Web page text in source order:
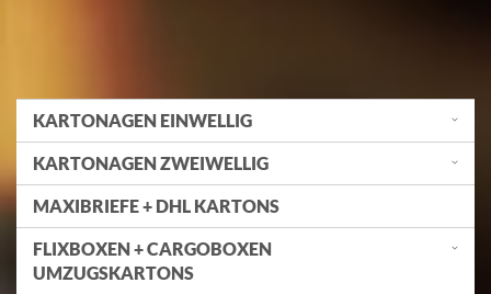
KARTONAGEN EINWELLIG
KARTONAGEN ZWEIWELLIG
MAXIBRIEFE + DHL KARTONS
FLIXBOXEN + CARGOBOXEN
UMZUGSKARTONS